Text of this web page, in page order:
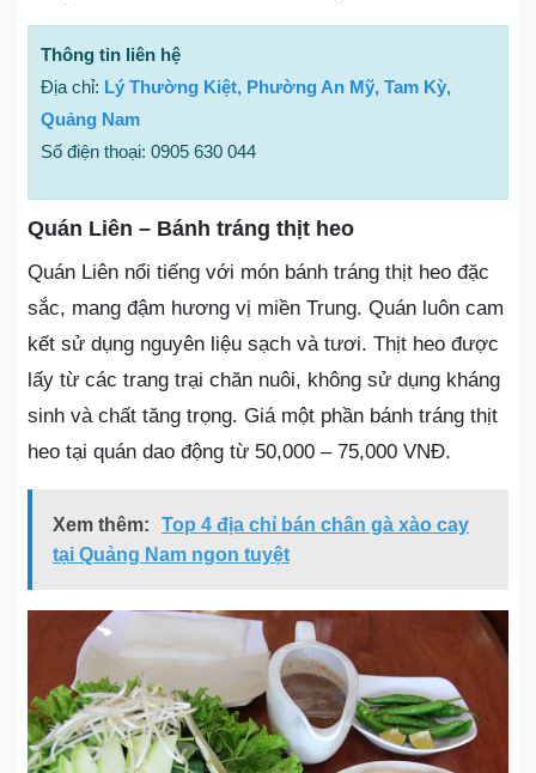
Thông tin liên hệ
Địa chỉ: Lý Thường Kiệt, Phường An Mỹ, Tam Kỳ,
Quảng Nam
Số điện thoại: 0905 630 044
Quán Liên – Bánh tráng thịt heo
Quán Liên nổi tiếng với món bánh tráng thịt heo đặc
sắc, mang đậm hương vị miền Trung. Quán luôn cam
kết sử dụng nguyên liệu sạch và tươi. Thịt heo được
lấy từ các trang trại chăn nuôi, không sử dụng kháng
sinh và chất tăng trọng. Giá một phần bánh tráng thịt
heo tại quán dao động từ 50,000 – 75,000 VNĐ.
Xem thêm:
Top 4 địa chỉ bán chân gà xào cay
tại Quảng Nam ngon tuyệt